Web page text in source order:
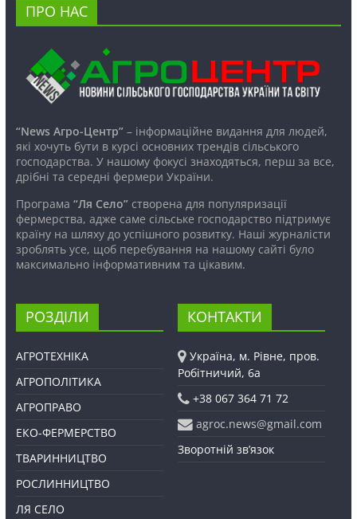
ПРО НАС
“News Агро-Центр”– інформаційне видання для людей,
які хочуть бути в курсі основних трендів сільського
господарства. У нашому фокусі знаходяться, перш за все,
дрібні та середні фермери України.
Програма “Ля Село”створена для популяризації
фермерства, адже саме сільське господарство підтримує
країну на шляху до успішного розвитку. Наші журналісти
зроблять усе, щоб перебування на нашому сайті було
максимально інформативним та цікавим.
РОЗДІЛИ
АГРОТЕХНІКА
АГРОПОЛІТИКА
АГРОПРАВО
ЕКО-ФЕРМЕРСТВО
ТВАРИННИЦТВО
РОСЛИННИЦТВО
ЛЯ СЕЛО
КОНТАКТИ
Україна, м. Рівне, пров.
Робітничий, 6а
+38 067 364 71 72
agroc.news@gmail.com
Зворотній зв’язок